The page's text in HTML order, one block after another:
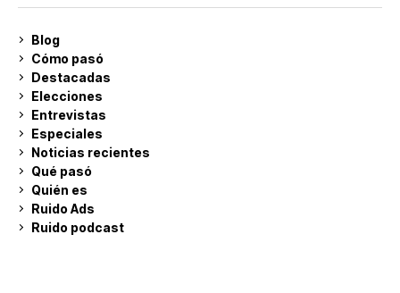
Blog
Cómo pasó
Destacadas
Elecciones
Entrevistas
Especiales
Noticias recientes
Qué pasó
Quién es
Ruido Ads
Ruido podcast